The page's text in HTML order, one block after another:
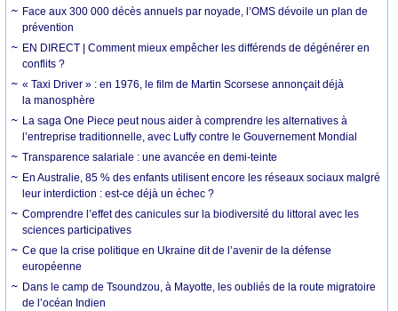
Face aux 300 000 décès annuels par noyade, l’OMS dévoile un plan de
prévention
EN DIRECT | Comment mieux empêcher les différends de dégénérer en
conflits ?
« Taxi Driver » : en 1976, le film de Martin Scorsese annonçait déjà
la manosphère
La saga One Piece peut nous aider à comprendre les alternatives à
l’entreprise traditionnelle, avec Luffy contre le Gouvernement Mondial
Transparence salariale : une avancée en demi-teinte
En Australie, 85 % des enfants utilisent encore les réseaux sociaux malgré
leur interdiction : est-ce déjà un échec ?
Comprendre l’effet des canicules sur la biodiversité du littoral avec les
sciences participatives
Ce que la crise politique en Ukraine dit de l’avenir de la défense
européenne
Dans le camp de Tsoundzou, à Mayotte, les oubliés de la route migratoire
de l’océan Indien